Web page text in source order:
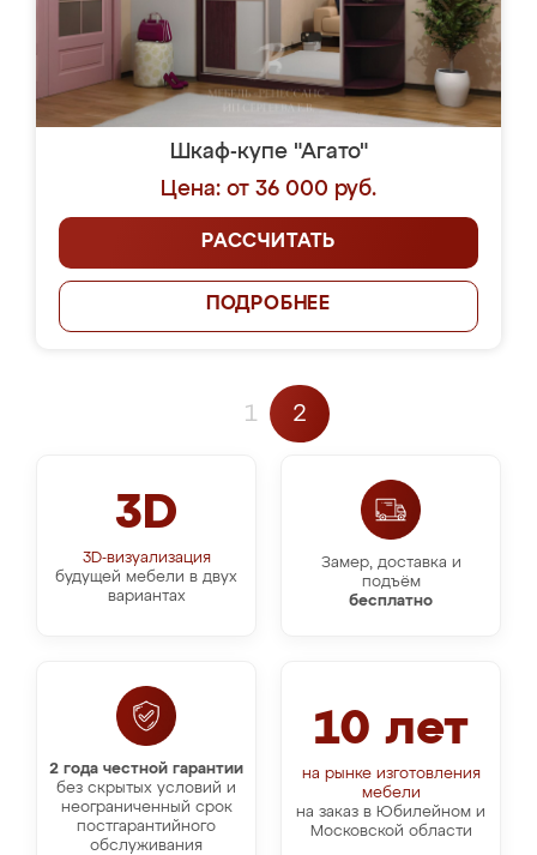
Шкаф-купе "Агато"
Цена: от 36 000 руб.
РАССЧИТАТЬ
ПОДРОБНЕЕ
1 2
3D
3D-визуализация
будущей мебели в двух
вариантах
Замер, доставка и
подъём
бесплатно
10 лет
на рынке изготовления
мебели
на заказ в Юбилейном и
Московской области
2 года честной гарантии
без скрытых условий и
неограниченный срок
постгарантийного
обслуживания